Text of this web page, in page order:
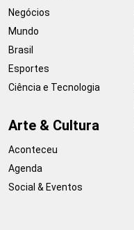
Negócios
Mundo
Brasil
Esportes
Ciência e Tecnologia
Arte & Cultura
Aconteceu
Agenda
Social & Eventos